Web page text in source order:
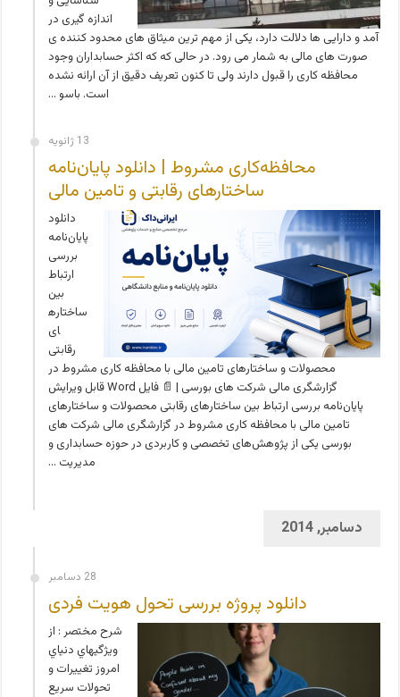
اندازه گیری در
آمد و دارایی ها دلالت دارد، یکی از مهم ترین میثاق های محدود کننده ی
صورت های مالی به شمار می رود. در حالی که که اکثر حسابداران وجود
محافظه کاری را قبول دارند ولی تا کنون تعریف دقیق از آن ارائه نشده
است. باسو …
13 ژانویه
محافظه‌کاری مشروط | دانلود پایان‌نامه
ساختارهای رقابتی و تامین مالی
دانلود
پایان‌نامه
بررسی
ارتباط
بین
ساختاره
ای
رقابتی
محصولات و ساختارهای تامین مالی با محافظه کاری مشروط در
گزارشگری مالی شرکت های بورسی | 📄 فایل Word قابل ویرایش
پایان‌نامه بررسی ارتباط بین ساختارهای رقابتی محصولات و ساختارهای
تامین مالی با محافظه کاری مشروط در گزارشگری مالی شرکت های
بورسی یکی از پژوهش‌های تخصصی و کاربردی در حوزه حسابداری و
مدیریت …
دسامبر, 2014
28 دسامبر
دانلود پروژه بررسی تحول هويت فردی
شرح مختصر : از
ويژگي­هاي دنياي
امروز تغييرات و
تحولات سريع